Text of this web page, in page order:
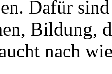
Dafür
Bildung,
nach